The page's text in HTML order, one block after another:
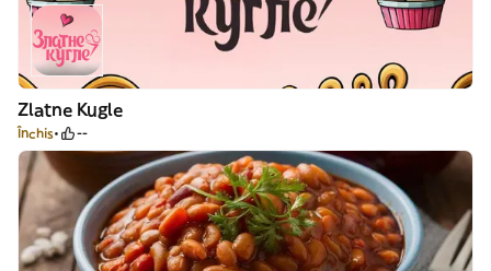
Zlatne Kugle
Închis --